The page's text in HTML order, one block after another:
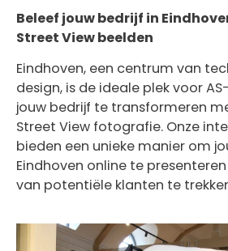
Beleef jouw bedrijf in
Street View beelden
Eindhoven, een centrum van
design, is de ideale plek voor
jouw bedrijf te transformeren
Street View fotografie. Onze
bieden een unieke manier om
Eindhoven online te
van potentiële klanten te